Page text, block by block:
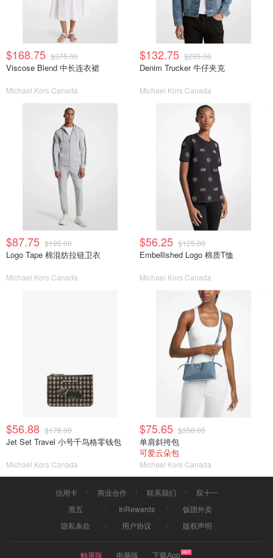
$168.75 $375.00
Viscose Blend 中长连衣裙
Michael Kors Canada
$132.75 $295.00
Denim Trucker 牛仔夹克
Michael Kors Canada
$87.75 $195.00
Logo Tape 棉混纺拉链卫衣
Michael Kors Canada
$56.25 $125.00
Embellished Logo 棉质T恤
Michael Kors Canada
$56.88 $178.00
Jet Set Travel 小号千鸟格零钱包
Michael Kors Canada
$75.65 $358.00
单肩斜挎包
可爱云朵包
Michael Kors Canada
信用卡 商业合作 联系我们
双十一
黑五
InRewards
饭团外卖
隐私条款
用户协议 版权声明
触屏版 电脑版 下载App